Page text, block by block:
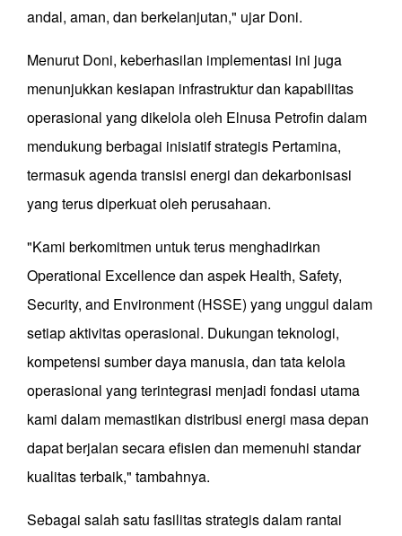
andal, aman, dan berkelanjutan," ujar Doni.
Menurut Doni, keberhasilan implementasi ini juga
menunjukkan kesiapan infrastruktur dan kapabilitas
operasional yang dikelola oleh Elnusa Petrofin dalam
mendukung berbagai inisiatif strategis Pertamina,
termasuk agenda transisi energi dan dekarbonisasi
yang terus diperkuat oleh perusahaan.
"Kami berkomitmen untuk terus menghadirkan
Operational Excellence dan aspek Health, Safety,
Security, and Environment (HSSE) yang unggul dalam
setiap aktivitas operasional. Dukungan teknologi,
kompetensi sumber daya manusia, dan tata kelola
operasional yang terintegrasi menjadi fondasi utama
kami dalam memastikan distribusi energi masa depan
dapat berjalan secara efisien dan memenuhi standar
kualitas terbaik," tambahnya.
Sebagai salah satu fasilitas strategis dalam rantai